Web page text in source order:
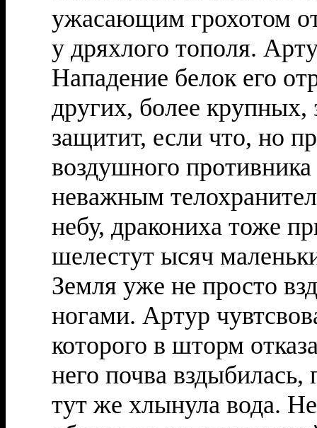
ужасающим грохотом
у дряхлого тополя.
Нападение белок его
других, более
защитит, если что, но
воздушного
неважным
небу, дракониха тоже
шелестут ысяч
Земля уже не просто
ногами. Артур
которого в шторм
него почва
тут же хлынула вода.